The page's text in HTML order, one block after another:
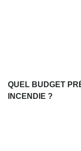
QUEL BUDGET
INCENDIE ?